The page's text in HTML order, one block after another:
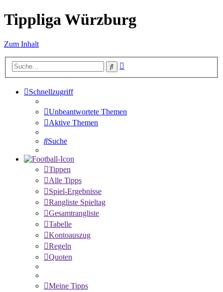
Tippliga Würzburg
Zum Inhalt
Suche
Schnellzugriff
Unbeantwortete Themen
Aktive Themen
Suche
Tippen
Alle Tipps
Spiel-Ergebnisse
Rangliste Spieltag
Gesamtrangliste
Tabelle
Kontoauszug
Regeln
Quoten
Meine Tipps